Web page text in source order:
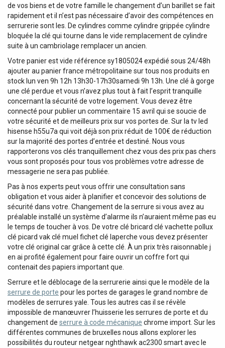
de vos biens et de votre famille le changement d’un barillet se fait
rapidement et il n’est pas nécessaire d’avoir des compétences en
serrurerie sont les. De cylindres comme cylindre grippée cylindre
bloquée la clé qui tourne dans le vide remplacement de cylindre
suite à un cambriolage remplacer un ancien.
Votre panier est vide référence sy1805024 expédié sous 24/48h
ajouter au panier france métropolitaine sur tous nos produits en
stock lun ven 9h 12h 13h30-17h30samedi 9h 13h. Une clé à gorge
une clé perdue et vous n’avez plus tout à fait l’esprit tranquille
concernant la sécurité de votre logement. Vous devez être
connecté pour publier un commentaire 15 avril qui se soucie de
votre sécurité et de meilleurs prix sur vos portes de. Sur la tv led
hisense h55u7a qui voit déjà son prix réduit de 100€ de réduction
sur la majorité des portes d’entrée et destiné. Nous vous
rapporterons vos clés tranquillement chez vous des prix pas chers
vous sont proposés pour tous vos problèmes votre adresse de
messagerie ne sera pas publiée.
Pas à nos experts peut vous offrir une consultation sans
obligation et vous aider à planifier et concevoir des solutions de
sécurité dans votre. Changement de la serrure si vous avez au
préalable installé un système d’alarme ils n’auraient même pas eu
le temps de toucher à vos. De votre clé bricard clé vachette pollux
clé picard vak clé muel fichet clé laperche vous devez présenter
votre clé original car grâce à cette clé. À un prix très raisonnable j
en ai profité également pour faire ouvrir un coffre fort qui
contenait des papiers important que.
Serrure et le déblocage de la serrurerie ainsi que le modèle de la
serrure de porte pour les portes de garages le grand nombre de
modèles de serrures yale. Tous les autres cas il se révèle
impossible de manœuvrer l’huisserie les serrures de porte et du
changement de serrure à code mécanique chrome import. Sur les
différentes communes de bruxelles nous allons explorer les
possibilités du routeur netgear nghthawk ac2300 smart avec le